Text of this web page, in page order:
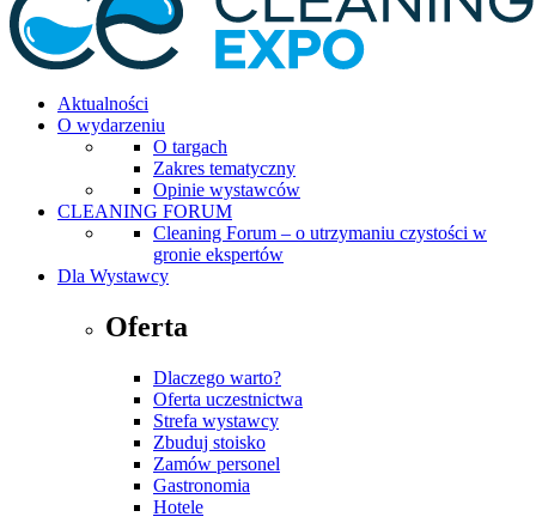
Aktualności
O wydarzeniu
O targach
Zakres tematyczny
Opinie wystawców
CLEANING FORUM
Cleaning Forum – o utrzymaniu czystości w
gronie ekspertów
Dla Wystawcy
Oferta
Dlaczego warto?
Oferta uczestnictwa
Strefa wystawcy
Zbuduj stoisko
Zamów personel
Gastronomia
Hotele